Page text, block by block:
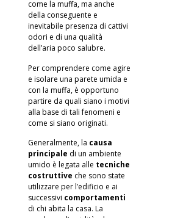
come la muffa, ma anche
della conseguente e
inevitabile presenza di cattivi
odori e di una qualità
dell’aria poco salubre.
Per comprendere come agire
e isolare una parete umida e
con la muffa, è opportuno
partire da quali siano i motivi
alla base di tali fenomeni e
come si siano originati.
Generalmente, la causa
principale di un ambiente
umido è legata alle tecniche
costruttive che sono state
utilizzare per l’edificio e ai
successivi comportamenti
di chi abita la casa. La